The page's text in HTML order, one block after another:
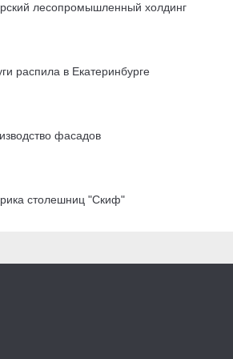
лесопромышленный холдинг
распила в Екатеринбурге
фасадов
столешниц "Скиф"